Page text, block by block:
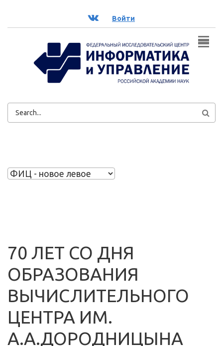
ВК Войти
ФОРМА
70 ЛЕТ СО ДНЯ
ОБРАЗОВАНИЯ
ВЫЧИСЛИТЕЛЬНОГО
ЦЕНТРА ИМ.
А.А.ДОРОДНИЦЫНА